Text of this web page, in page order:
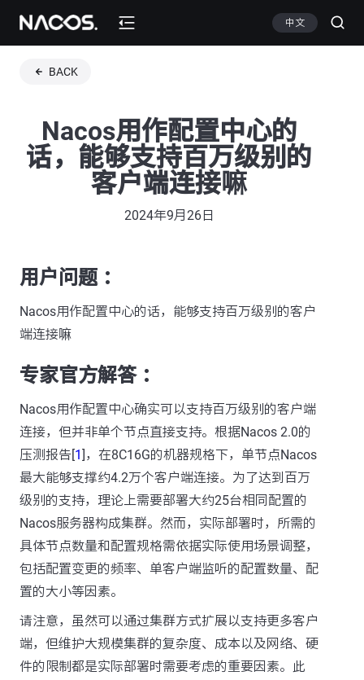
中文
BACK
Nacos用作配置中心的
话，能够支持百万级别的
客户端连接嘛
2024年9月26日
用户问题 ：
Nacos用作配置中心的话，能够支持百万级别的客户
端连接嘛
专家官方解答 ：
Nacos用作配置中心确实可以支持百万级别的客户端
连接，但并非单个节点直接支持。根据Nacos 2.0的
压测报告[1]，在8C16G的机器规格下，单节点Nacos
最大能够支撑约4.2万个客户端连接。为了达到百万
级别的支持，理论上需要部署大约25台相同配置的
Nacos服务器构成集群。然而，实际部署时，所需的
具体节点数量和配置规格需依据实际使用场景调整，
包括配置变更的频率、单客户端监听的配置数量、配
置的大小等因素。
请注意，虽然可以通过集群方式扩展以支持更多客户
端，但维护大规模集群的复杂度、成本以及网络、硬
件的限制都是实际部署时需要考虑的重要因素。此